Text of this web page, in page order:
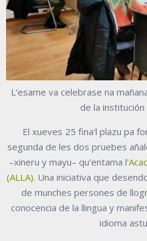
L'esame va celebrase na
de la institución
El xueves 25 fina'l plazu pa
segunda de les dos pruebes
–xineru y mayu– qu'entama l'
(ALLA). Una iniciativa que
de munches persones de
conocencia de la llingua y
idioma